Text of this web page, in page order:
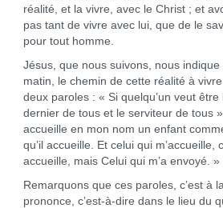
réalité, et la vivre, avec le Christ ; et
pas tant de vivre avec lui, que de le
pour tout homme.
Jésus, que nous suivons, nous
matin, le chemin de cette réalité à
deux paroles : « Si quelqu’un veut être
dernier de tous et le serviteur de tous
accueille en mon nom un enfant
qu’il accueille. Et celui qui m’accueille,
accueille, mais Celui qui m’a envoyé. »
Remarquons que ces paroles, c’est à
prononce, c’est-à-dire dans le lieu du